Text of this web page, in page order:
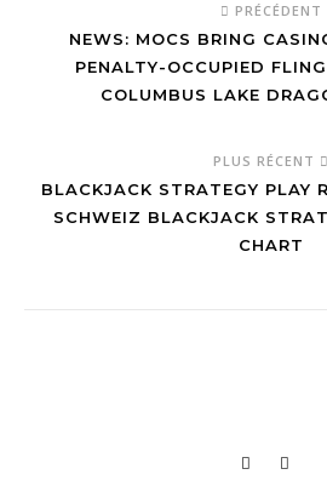
PRÉCÉDENT
NEWS: MOCS BRING
PENALTY-OCCUPIED
COLUMBUS LAKE
PLUS RÉCENT
BLACKJACK STRATEGY PLAY
SCHWEIZ BLACKJACK
CHART